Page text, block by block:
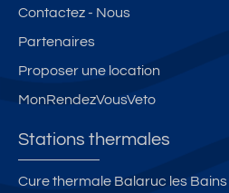
Contactez - Nous
Partenaires
Proposer une location
MonRendezVousVeto
Stations thermales
Cure thermale Balaruc les Bains